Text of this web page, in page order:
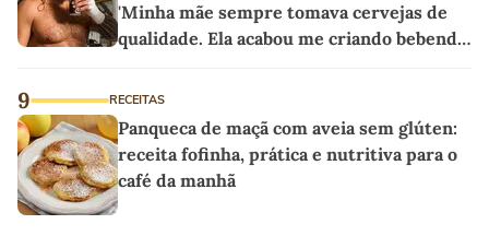
'Minha mãe sempre tomava cervejas de
qualidade. Ela acabou me criando bebendo
9 RECEITAS
Panqueca de maçã com aveia sem glúten:
receita fofinha, prática e nutritiva para o
café da manhã